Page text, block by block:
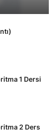
1 Dersi
2 Ders